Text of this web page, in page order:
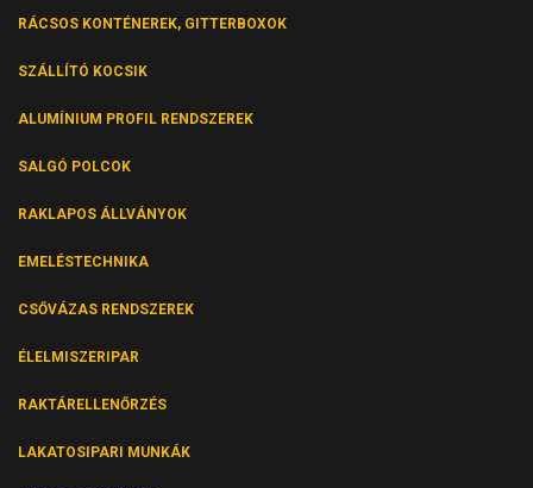
RÁCSOS KONTÉNEREK, GITTERBOXOK
SZÁLLÍTÓ KOCSIK
ALUMÍNIUM PROFIL RENDSZEREK
SALGÓ POLCOK
RAKLAPOS ÁLLVÁNYOK
EMELÉSTECHNIKA
CSŐVÁZAS RENDSZEREK
ÉLELMISZERIPAR
RAKTÁRELLENŐRZÉS
LAKATOSIPARI MUNKÁK